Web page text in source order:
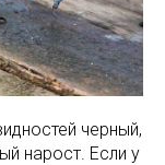
черный,
нарост. Если у